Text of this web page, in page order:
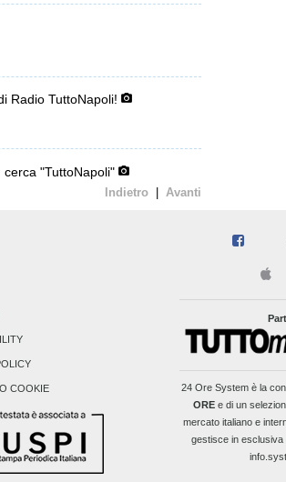
Radio TuttoNapoli!
"TuttoNapoli"
Indietro | Avanti
COOKIE 24 Ore Systemè la
OREe di un
mercato italiano e
gestisce in esclusiva